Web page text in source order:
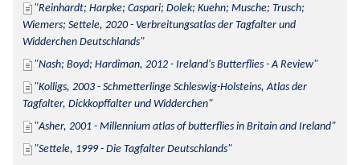
Reinhardt; Harpke; Caspari; Dolek; Kuehn; Musche; Trusch;
Wiemers; Settele, 2020 - Verbreitungsatlas der Tagfalter und
Widderchen Deutschlands
Nash; Boyd; Hardiman, 2012 - Ireland's Butterflies - A Review
Kolligs, 2003 - Schmetterlinge Schleswig-Holsteins, Atlas der
Tagfalter, Dickkopffalter und Widderchen
Asher, 2001 - Millennium atlas of butterflies in Britain and Ireland
Settele, 1999 - Die Tagfalter Deutschlands